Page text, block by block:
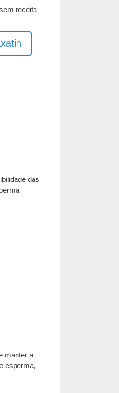
receita
das
manter a
esperma,